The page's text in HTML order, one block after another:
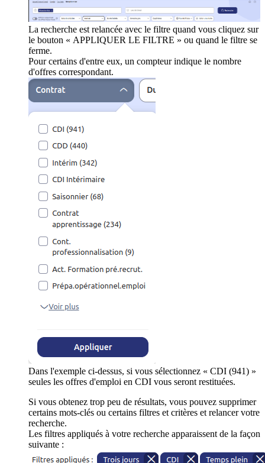
La recherche est relancée avec le filtre quand vous cliquez sur
le bouton « APPLIQUER LE FILTRE » ou quand le filtre se
ferme.
Pour certains d'entre eux, un compteur indique le nombre
d'offres correspondant.
Dans l'exemple ci-dessus, si vous sélectionnez « CDI (941) »
seules les offres d'emploi en CDI vous seront restituées.
Si vous obtenez trop peu de résultats, vous pouvez supprimer
certains mots-clés ou certains filtres et critères et relancer votre
recherche.
Les filtres appliqués à votre recherche apparaissent de la façon
suivante :